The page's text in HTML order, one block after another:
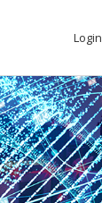
Login